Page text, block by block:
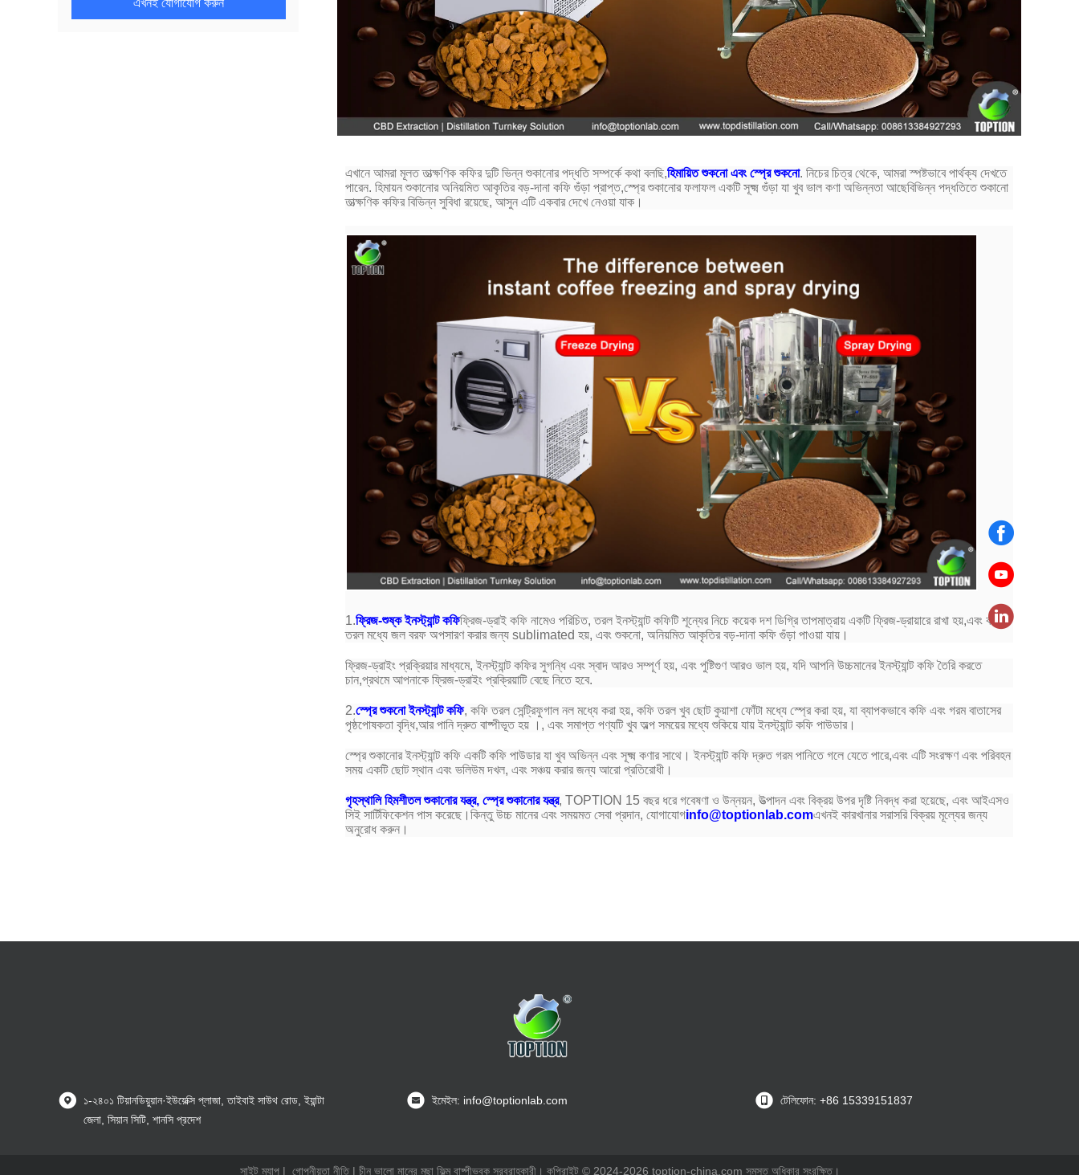
এখনই যোগাযোগ করুন
এখানে আমরা মূলত তাত্ক্ষণিক কফির দুটি ভিন্ন শুকানোর পদ্ধতি সম্পর্কে কথা বলছি,হিমায়িত শুকনো এবং স্প্রে শুকনো. নিচের চিত্র থেকে, আমরা স্পষ্টভাবে পার্থক্য দেখতে
পারেন. হিমায়ন শুকানোর অনিয়মিত আকৃতির বড়-দানা কফি গুঁড়া প্রাপ্ত,স্প্রে শুকানোর ফলাফল একটি সূক্ষ্ম গুঁড়া যা খুব ভাল কণা অভিন্নতা আছেবিভিন্ন পদ্ধতিতে শুকানো
তাত্ক্ষণিক কফির বিভিন্ন সুবিধা রয়েছে, আসুন এটি একবার দেখে নেওয়া যাক।
1.ফ্রিজ-শুষ্ক ইনস্ট্যান্ট কফিফ্রিজ-ড্রাই কফি নামেও পরিচিত, তরল ইনস্ট্যান্ট কফিটি শূন্যের নিচে কয়েক দশ ডিগ্রি তাপমাত্রায় একটি ফ্রিজ-ড্রায়ারে রাখা হয়,এবং কফি
তরল মধ্যে জল বরফ অপসারণ করার জন্য sublimated হয়, এবং শুকনো, অনিয়মিত আকৃতির বড়-দানা কফি গুঁড়া পাওয়া যায়।
ফ্রিজ-ড্রাইং প্রক্রিয়ার মাধ্যমে, ইনস্ট্যান্ট কফির সুগন্ধি এবং স্বাদ আরও সম্পূর্ণ হয়, এবং পুষ্টিগুণ আরও ভাল হয়, যদি আপনি উচ্চমানের ইনস্ট্যান্ট কফি তৈরি করতে
চান,প্রথমে আপনাকে ফ্রিজ-ড্রাইং প্রক্রিয়াটি বেছে নিতে হবে.
2.স্প্রে শুকনো ইনস্ট্যান্ট কফি, কফি তরল সেন্ট্রিফুগাল নল মধ্যে করা হয়, কফি তরল খুব ছোট কুয়াশা ফোঁটা মধ্যে স্প্রে করা হয়, যা ব্যাপকভাবে কফি এবং গরম বাতাসের
পৃষ্ঠপোষকতা বৃদ্ধি,আর পানি দ্রুত বাষ্পীভূত হয় ।, এবং সমাপ্ত পণ্যটি খুব অল্প সময়ের মধ্যে শুকিয়ে যায় ইনস্ট্যান্ট কফি পাউডার।
স্প্রে শুকানোর ইনস্ট্যান্ট কফি একটি কফি পাউডার যা খুব অভিন্ন এবং সূক্ষ্ম কণার সাথে। ইনস্ট্যান্ট কফি দ্রুত গরম পানিতে গলে যেতে পারে,এবং এটি সংরক্ষণ এবং পরিবহন
সময় একটি ছোট স্থান এবং ভলিউম দখল, এবং সঞ্চয় করার জন্য আরো প্রতিরোধী।
গৃহস্থালি হিমশীতল শুকানোর যন্ত্র, স্প্রে শুকানোর যন্ত্র, TOPTION 15 বছর ধরে গবেষণা ও উন্নয়ন, উত্পাদন এবং বিক্রয় উপর দৃষ্টি নিবদ্ধ করা হয়েছে, এবং আইএসও
সিই সার্টিফিকেশন পাস করেছে।কিন্তু উচ্চ মানের এবং সময়মত সেবা প্রদান, যোগাযোগinfo@toptionlab.comএখনই কারখানার সরাসরি বিক্রয় মূল্যের জন্য
অনুরোধ করুন।
১-২৪০১ টিয়ানডিয়ুয়ান·ইউয়েক্সি প্লাজা, তাইবাই সাউথ রোড, ইয়ান্টা
জেলা, সিয়ান সিটি, শানসি প্রদেশ
ইমেইল: info@toptionlab.com টেলিফোন: +86 15339151837
সাইট ম্যাপ| গোপনীয়তা নীতি| চীন ভালো মানের মুছা ফিল্ম বাষ্পীভবক সরবরাহকারী। কপিরাইট © 2024-2026 toption-china.com সমস্ত অধিকার সংরক্ষিত।